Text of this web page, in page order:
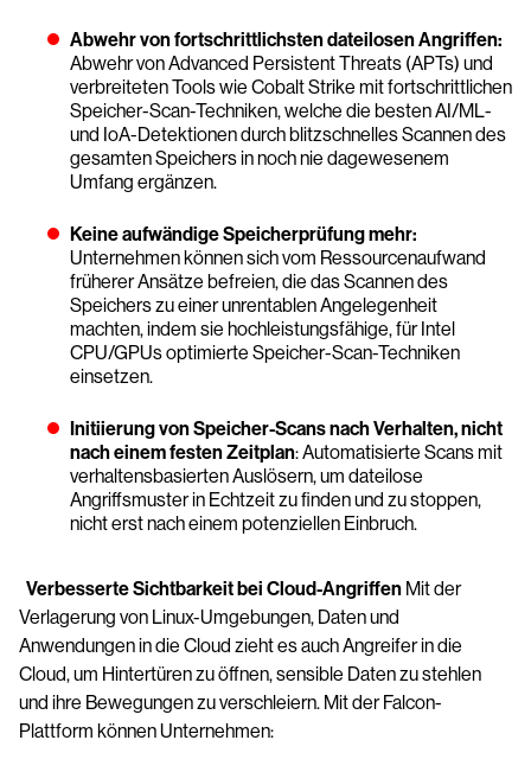
Abwehr von fortschrittlichsten dateilosen Angriffen:
Abwehr von Advanced Persistent Threats (APTs) und
verbreiteten Tools wie Cobalt Strike mit fortschrittlichen
Speicher-Scan-Techniken, welche die besten AI/ML-
und IoA-Detektionen durch blitzschnelles Scannen des
gesamten Speichers in noch nie dagewesenem
Umfang ergänzen.
Keine aufwändige Speicherprüfung mehr:
Unternehmen können sich vom Ressourcenaufwand
früherer Ansätze befreien, die das Scannen des
Speichers zu einer unrentablen Angelegenheit
machten, indem sie hochleistungsfähige, für Intel
CPU/GPUs optimierte Speicher-Scan-Techniken
einsetzen.
Initiierung von Speicher-Scans nach Verhalten, nicht
nach einem festen Zeitplan: Automatisierte Scans mit
verhaltensbasierten Auslösern, um dateilose
Angriffsmuster in Echtzeit zu finden und zu stoppen,
nicht erst nach einem potenziellen Einbruch.
Verbesserte Sichtbarkeit bei Cloud-Angriffen Mit der
Verlagerung von Linux-Umgebungen, Daten und
Anwendungen in die Cloud zieht es auch Angreifer in die
Cloud, um Hintertüren zu öffnen, sensible Daten zu stehlen
und ihre Bewegungen zu verschleiern. Mit der Falcon-
Plattform können Unternehmen: